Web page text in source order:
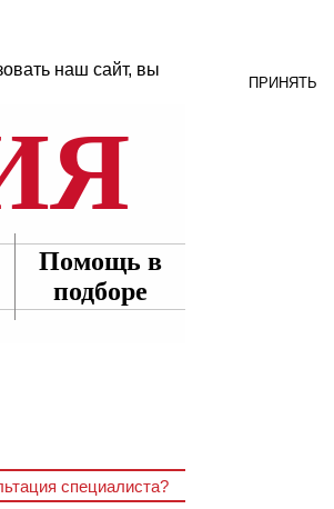
наш сайт, вы
ПРИНЯТЬ
Помощь в
подборе
специалиста?